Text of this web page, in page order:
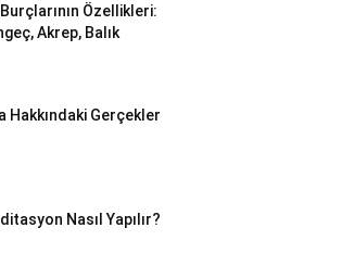
Özellikleri:
Akrep, Balık
Hakkındaki Gerçekler
Nasıl Yapılır?